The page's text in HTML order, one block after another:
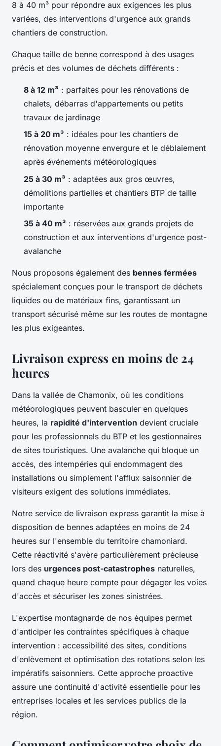
8 à 40 m³ pour répondre aux exigences les plus
variées, des interventions d'urgence aux grands
chantiers de construction.
Chaque taille de benne correspond à des usages
précis et des volumes de déchets différents :
8 à 12 m³ : parfaites pour les rénovations de
chalets, débarras d'appartements ou petits
travaux de jardinage
15 à 20 m³ : idéales pour les chantiers de
rénovation moyenne envergure et le déblaiement
après événements météorologiques
25 à 30 m³ : adaptées aux gros œuvres,
démolitions partielles et chantiers BTP de taille
importante
35 à 40 m³ : réservées aux grands projets de
construction et aux interventions d'urgence post-
avalanche
Nous proposons également des bennes fermées
spécialement conçues pour le transport de déchets
liquides ou de matériaux fins, garantissant un
transport sécurisé même sur les routes de montagne
les plus exigeantes.
Livraison express en moins de 24
heures
Dans la vallée de Chamonix, où les conditions
météorologiques peuvent basculer en quelques
heures, la rapidité d'intervention devient cruciale
pour les professionnels du BTP et les gestionnaires
de sites touristiques. Une avalanche qui bloque un
accès, des intempéries qui endommagent des
installations ou simplement l'afflux saisonnier de
visiteurs exigent des solutions immédiates.
Notre service de livraison express garantit la mise à
disposition de bennes adaptées en moins de 24
heures sur l'ensemble du territoire chamoniard.
Cette réactivité s'avère particulièrement précieuse
lors des urgences post-catastrophes naturelles,
quand chaque heure compte pour dégager les voies
d'accès et sécuriser les zones sinistrées.
L'expertise montagnarde de nos équipes permet
d'anticiper les contraintes spécifiques à chaque
intervention : accessibilité des sites, conditions
d'enlèvement et optimisation des rotations selon les
impératifs saisonniers. Cette approche proactive
assure une continuité d'activité essentielle pour les
entreprises locales et les services publics de la
région.